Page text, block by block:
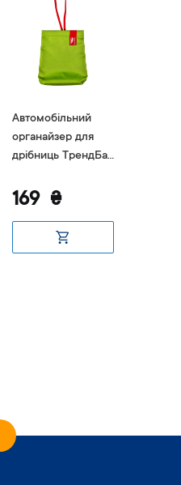
Автомобільний
органайзер для
дрібниць ТрендБай
зелений
169 ₴